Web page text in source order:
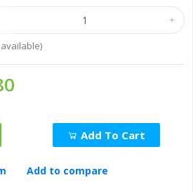
Add To Cart
Add to compare